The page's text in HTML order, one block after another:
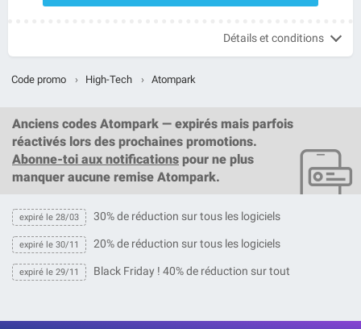
Détails et conditions
Code promo › High-Tech › Atompark
Anciens codes Atompark — expirés mais parfois
réactivés lors des prochaines promotions.
Abonne-toi aux notifications pour ne plus
manquer aucune remise Atompark.
expiré le 28/03 30% de réduction sur tous les logiciels
expiré le 30/11 20% de réduction sur tous les logiciels
expiré le 29/11 Black Friday ! 40% de réduction sur tout